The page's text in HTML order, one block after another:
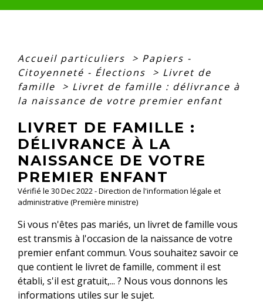
Accueil particuliers > Papiers -
Citoyenneté - Élections
> Livret de
famille
> Livret de famille : délivrance à
la naissance de votre premier enfant
LIVRET DE FAMILLE :
DÉLIVRANCE À LA
NAISSANCE DE VOTRE
PREMIER ENFANT
Vérifié le 30 Dec 2022 - Direction de l'information légale et
administrative (Première ministre)
Si vous n'êtes pas mariés, un livret de famille vous
est transmis à l'occasion de la naissance de votre
premier enfant commun. Vous souhaitez savoir ce
que contient le livret de famille, comment il est
établi, s'il est gratuit,... ? Nous vous donnons les
informations utiles sur le sujet.